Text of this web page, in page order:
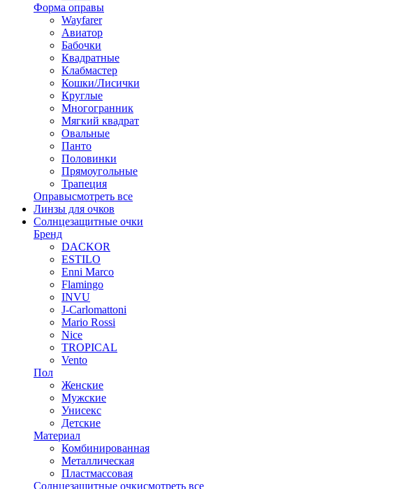
Форма оправы
Wayfarer
Авиатор
Бабочки
Квадратные
Клабмастер
Кошки/Лисички
Круглые
Многогранник
Мягкий квадрат
Овальные
Панто
Половинки
Прямоугольные
Трапеция
Оправысмотреть все
Линзы для очков
Солнцезащитные очки
Бренд
DACKOR
ESTILO
Enni Marco
Flamingo
INVU
J-Carlomattoni
Mario Rossi
Nice
TROPICAL
Vento
Пол
Женские
Мужские
Унисекс
Детские
Материал
Комбинированная
Металлическая
Пластмассовая
Солнцезащитные очкисмотреть все